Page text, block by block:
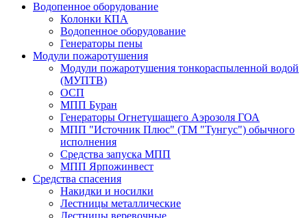
Водопенное оборудование
Колонки КПА
Водопенное оборудование
Генераторы пены
Модули пожаротушения
Модули пожаротушения тонкораспыленной водой
(МУПТВ)
ОСП
МПП Буран
Генераторы Огнетушащего Аэрозоля ГОА
МПП "Источник Плюс" (ТМ "Тунгус") обычного
исполнения
Средства запуска МПП
МПП Ярпожинвест
Средства спасения
Накидки и носилки
Лестницы металлические
Лестницы веревочные